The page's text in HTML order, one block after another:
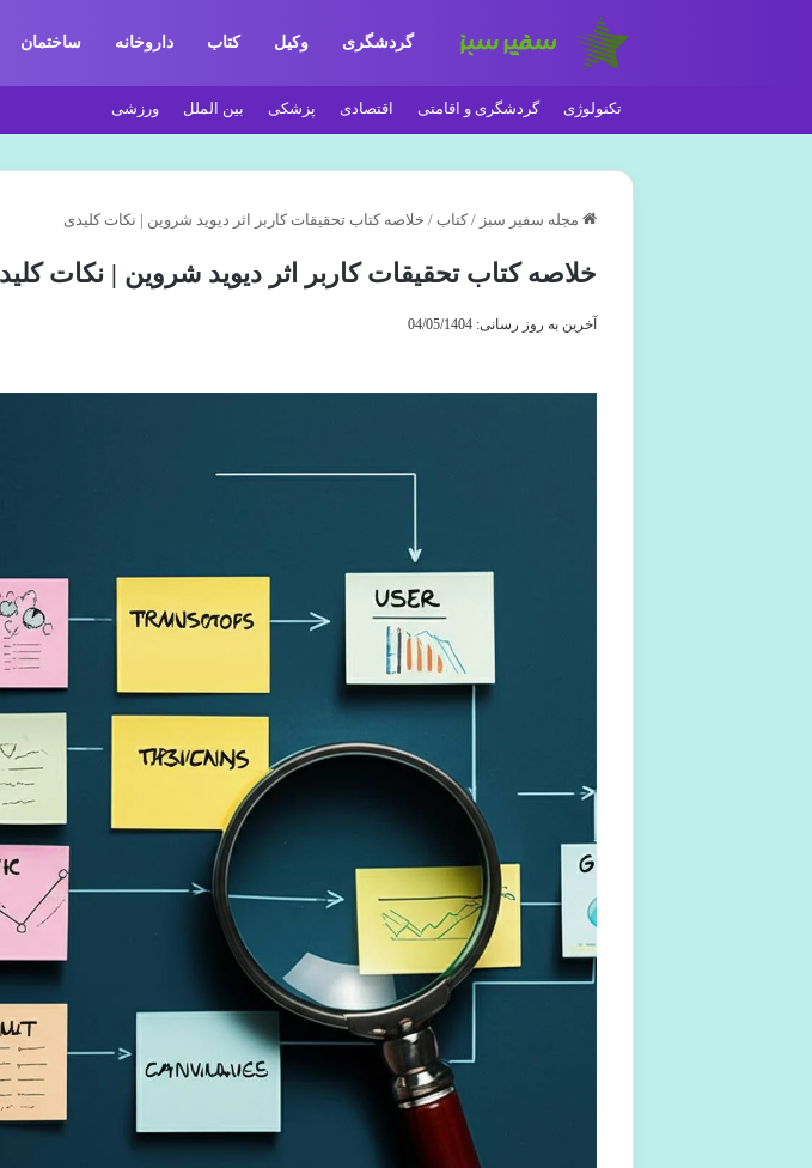
گردشگری وکیل کتاب داروخانه ساختمان
تکنولوژی گردشگری و اقامتی اقتصادی پزشکی بین الملل ورزشی
مجله سفیر سبز / کتاب / خلاصه کتاب تحقیقات کاربر اثر دیوید شروین | نکات کلیدی
خلاصه کتاب تحقیقات کاربر اثر دیوید شروین | نکات
آخرین به روز رسانی: 04/05/1404